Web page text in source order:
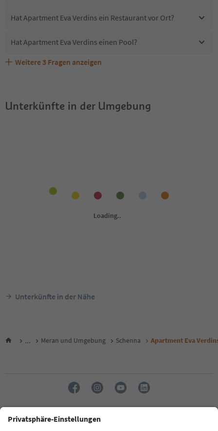
Hat Apartment Eva Verdins ein Restaurant vor Ort?
Hat Apartment Eva Verdins einen Pool?
Sind Haustiere in der Unterkunft Apartment Eva Verdins
Welche Services bietet Apartment Eva Verdins?
Erhalten die Gäste von Apartment Eva Verdins einen
Weitere 3 Fragen anzeigen
Unterkünfte in der Umgebung
Unterkünfte in der Nähe
... Meran und Umgebung Schenna Apartment Eva
Sprache: Deutsch